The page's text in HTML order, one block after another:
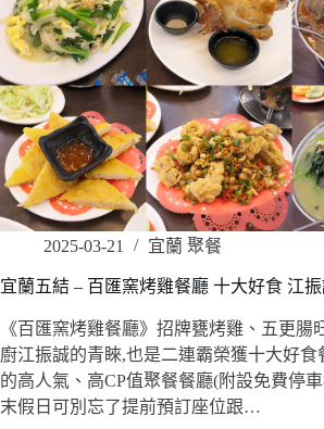
2025-03-21 宜蘭 聚餐
宜蘭五結 – 百匯窯烤雞餐廳 十大好食 江
《百匯窯烤雞餐廳》招牌甕烤雞、五更腸
廚江振誠的青睞,也是二連霸榮獲十大好食
的高人氣、高CP值聚餐餐廳(附設免費停
末假日可別忘了提前預訂座位跟…